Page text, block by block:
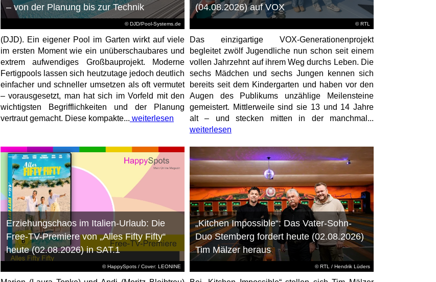
© DJD/Pool-Systems.de
– von der Planung bis zur Technik
(DJD). Ein eigener Pool im Garten wirkt auf viele
im ersten Moment wie ein unüberschaubares und
extrem aufwendiges Großbauprojekt. Moderne
Fertigpools lassen sich heutzutage jedoch deutlich
einfacher und schneller umsetzen als oft vermutet
– vorausgesetzt, man hat sich im Vorfeld mit den
wichtigsten Begrifflichkeiten und der Planung
vertraut gemacht. Diese kompakte... weiterlesen
© RTL
(04.08.2026) auf VOX
Das einzigartige VOX-Generationenprojekt
begleitet zwölf Jugendliche nun schon seit einem
vollen Jahrzehnt auf ihrem Weg durchs Leben. Die
sechs Mädchen und sechs Jungen kennen sich
bereits seit dem Kindergarten und haben vor den
Augen des Publikums unzählige Meilensteine
gemeistert. Mittlerweile sind sie 13 und 14 Jahre
alt – und stecken mitten in der manchmal...
weiterlesen
© HappySpots / Cover: LEONINE
Erziehungschaos im Italien-Urlaub: Die
Free-TV-Premiere von „Alles Fifty Fifty“
heute (02.08.2026) in SAT.1
© RTL/ Hendrik Lüders
„Kitchen Impossible“: Das Vater-Sohn-
Duo Stemberg fordert heute (02.08.2026)
Tim Mälzer heraus